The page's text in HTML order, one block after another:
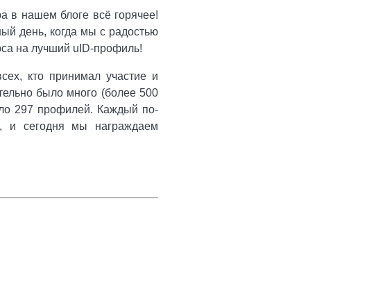
в нашем блоге всё горячее!
день, когда мы с радостью
на лучший uID-профиль!
кто принимал участие и
было много (более 500
297 профилей. Каждый по-
и сегодня мы награждаем